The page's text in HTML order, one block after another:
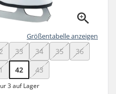
Größentabelle anzeigen
33 34 35
36
42 43
3 auf Lager